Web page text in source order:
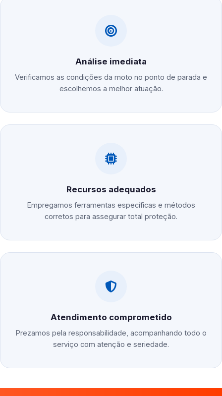
Análise imediata
Verificamos as condições da moto no ponto de parada e
escolhemos a melhor atuação.
Recursos adequados
Empregamos ferramentas específicas e métodos
corretos para assegurar total proteção.
Atendimento comprometido
Prezamos pela responsabilidade, acompanhando todo o
serviço com atenção e seriedade.